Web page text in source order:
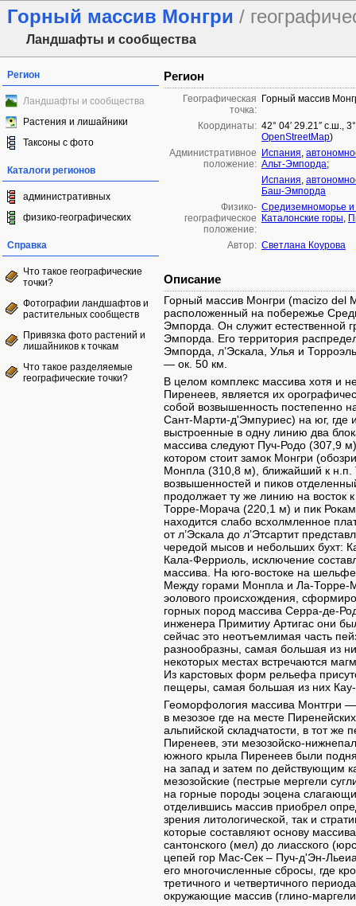
Горный массив Монгри /
Ландшафты и сообщества
Регион
Ландшафты и сообщества
Растения и лишайники
Таксоны с фото
Каталоги регионов
административных
физико-географических
Справка
Что такое географические
точки?
Фотографии ландшафтов и
растительных сообществ
Привязка фото растений и
лишайников к точкам
Что такое разделяемые
географические точки?
Регион
Географическая
точка:
Горный массив
Координаты: 42° 04′ 29.21″ с.ш.,
OpenStreetMap)
Административное
положение:
Испания,
Альт-Эмпорда;
Испания,
Баш-Эмпорда
Физико-
географическое
положение:
Средиземноморье и
Каталонские горы,
Автор: Светлана Коурова
Описание
Горный массив Монгри (macizo del
расположенный на побережье
Эмпорда. Он служит естественной
Эмпорда. Его территория
Эмпорда, л’Эскала, Улья и
— ок. 50 км.
В целом комплекс массива хотя и
Пиренеев, является их
собой возвышенность постепенно
Сант-Марти-д'Эмпуриес) на юг, где
выстроенные в одну линию два
массива следуют Пуч-Родо (307,9
котором стоит замок Монгри
Монпла (310,8 м), ближайший к
возвышенностей и пиков
продолжает ту же линию на восток
Торре-Морача (220,1 м) и пик
находится слабо всхолмленное
от л’Эскала до л’Этсартит
чередой мысов и небольших бухт:
Кала-Ферриоль, исключение
массива. На юго-востоке на
Между горами Монпла и Ла-Торре-
эолового происхождения,
горных пород массива Серра-де-
инженера Примитиу Артигас они
сейчас это неотъемлимая часть
разнообразны, самая большая из
некоторых местах встречаются
Из карстовых форм рельефа
пещеры, самая большая из них
Геоморфология массива Монтгри
в мезозое где на месте
альпийской складчатости, в тот же
Пиренеев, эти мезозойско-
южного крыла Пиренеев были
на запад и затем по действующим
мезозойские (пестрые мергели
на горные породы эоцена
отделившись массив приобрел
зрения литологической, так и
которые составляют основу
сантонского (мел) до лиасского
цепей гор Мас-Сек – Пуч-д'Эн-
его многочисленные сбросы, где
третичного и четвертичного
окружающие массив (глино-